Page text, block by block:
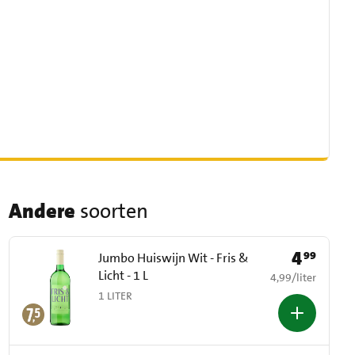
Andere soorten
Jumbo Huiswijn Wit - Fris &
Licht - 1 L
1 LITER
Prijs: € 4,99
499
€ 4,99 per liter
4,99/liter